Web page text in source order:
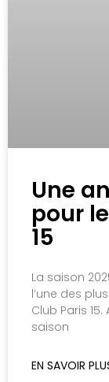
Une
pour
15
La saison
l’une des
Club Paris
saison
EN SAVOIR